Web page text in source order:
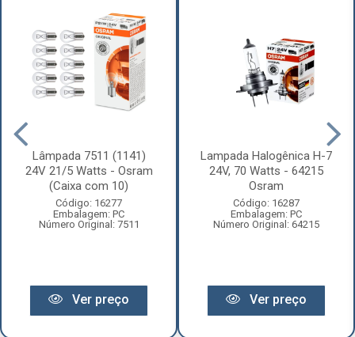
Lâmpada 7511 (1141)
24V 21/5 Watts - Osram
(Caixa com 10)
Código: 16277
Embalagem: PC
Número Original: 7511
Ver preço
Lampada Halogênica H-7
24V, 70 Watts - 64215
Osram
Código: 16287
Embalagem: PC
Número Original: 64215
Ver preço